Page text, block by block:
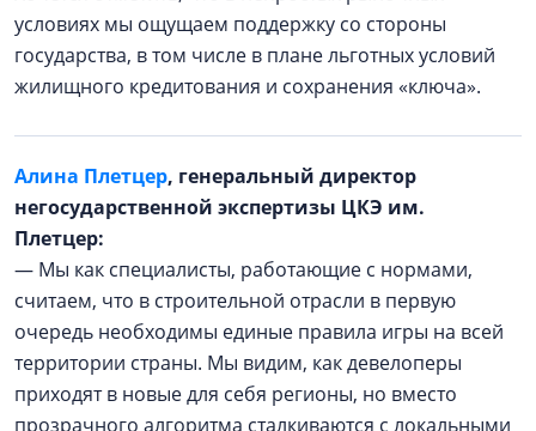
условиях мы ощущаем поддержку со стороны
государства, в том числе в плане льготных условий
жилищного кредитования и сохранения «ключа».
Алина Плетцер, генеральный директор
негосударственной экспертизы ЦКЭ им.
Плетцер:
— Мы как специалисты, работающие с нормами,
считаем, что в строительной отрасли в первую
очередь необходимы единые правила игры на всей
территории страны. Мы видим, как девелоперы
приходят в новые для себя регионы, но вместо
прозрачного алгоритма сталкиваются с локальными